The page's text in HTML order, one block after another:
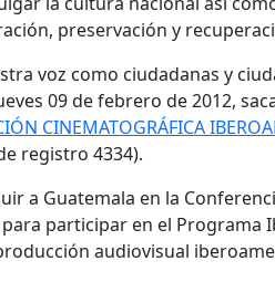
preservación y
voz como ciudadanas y
09 de febrero de 2012,
CINEMATOGRÁFICA
registro 4334).
a Guatemala en la
para participar en el
audiovisual